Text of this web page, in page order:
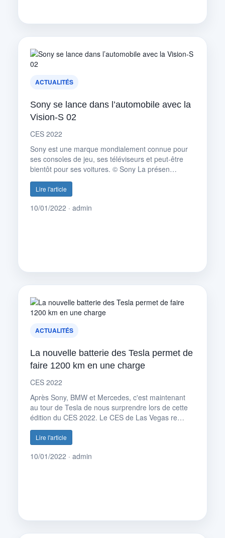
ACTUALITÉS
Sony se lance dans l’automobile avec la
Vision-S 02
CES 2022
Sony est une marque mondialement connue pour
ses consoles de jeu, ses téléviseurs et peut-être
bientôt pour ses voitures. © Sony La présen…
Lire l'article
10/01/2022 · admin
ACTUALITÉS
La nouvelle batterie des Tesla permet de
faire 1200 km en une charge
CES 2022
Après Sony, BMW et Mercedes, c'est maintenant
au tour de Tesla de nous surprendre lors de cette
édition du CES 2022. Le CES de Las Vegas re…
Lire l'article
10/01/2022 · admin